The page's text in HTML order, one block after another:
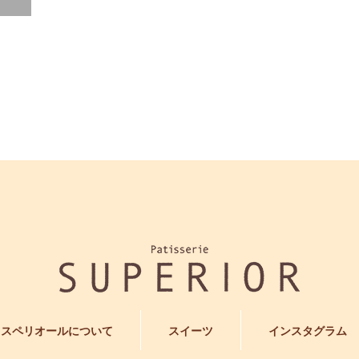
スペリオールについて スイーツ インスタグラム